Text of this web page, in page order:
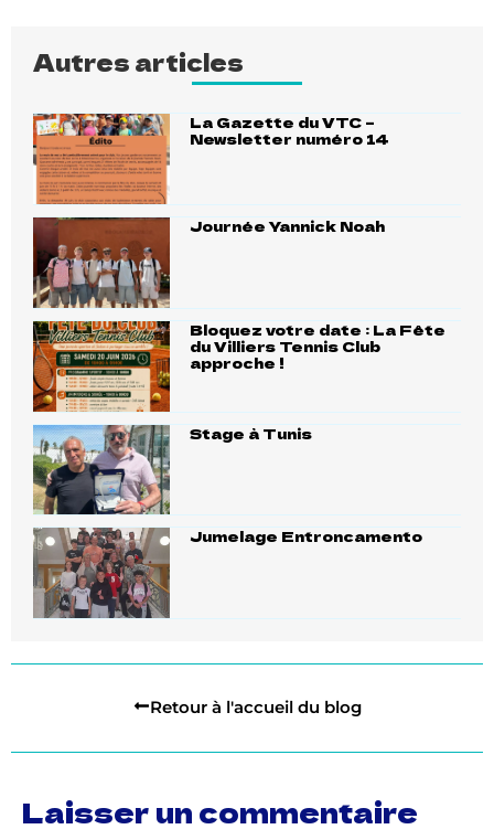
Autres articles
La Gazette du VTC –
Newsletter numéro 14
Journée Yannick Noah
Bloquez votre date : La Fête
du Villiers Tennis Club
approche !
Stage à Tunis
Jumelage Entroncamento
Retour à l'accueil du blog
Laisser un commentaire